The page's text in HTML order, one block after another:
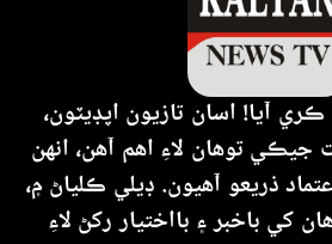
آيا! اسان تازيون اپڊيٽون،
جيڪي توهان لاءِ اهم آهن، انهن
ذريعو آهيون. ڊيلي ڪلياڻ ۾،
کي باخبر ۽ بااختيار رکڻ لاءِ